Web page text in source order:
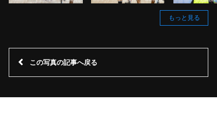
もっと見る
この写真の記事へ戻る